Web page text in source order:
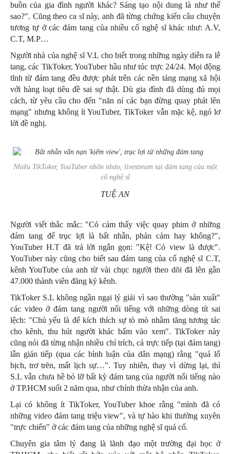
buồn của gia đình người khác? Sáng tạo nội dung là như thế
sao?". Cũng theo ca sĩ này, anh đã từng chứng kiến câu chuyện
tương tự ở các đám tang của nhiều cố nghệ sĩ khác như: A.V,
C.T, M.P…
Người nhà của nghệ sĩ V.L cho biết trong những ngày diễn ra lễ
tang, các TikToker, YouTuber hầu như túc trực 24/24. Mọi động
tĩnh từ đám tang đều được phát trên các nền tảng mạng xã hội
với hàng loạt tiêu đề sai sự thật. Dù gia đình đã dùng đủ mọi
cách, từ yêu cầu cho đến "năn nỉ các bạn đừng quay phát lên
mạng" nhưng không ít YouTuber, TikToker vẫn mặc kệ, ngó lơ
lời đề nghị.
Nhiều TikToker, YouTuber nhốn nháo, livestream tại đám tang của một
cố nghệ sĩ
TUỆ AN
Người viết thắc mắc: "Có cảm thấy việc quay phim ở những
đám tang để trục lợi là bất nhẫn, phản cảm hay không?",
YouTuber H.T đã trả lời ngắn gọn: "Kệ! Có view là được".
YouTuber này cũng cho biết sau đám tang của cố nghệ sĩ C.T,
kênh YouTube của anh từ vài chục người theo dõi đã lên gần
47.000 thành viên đăng ký kênh.
TikToker S.L không ngần ngại lý giải vì sao thường "sản xuất"
các video ở đám tang người nổi tiếng với những dòng tít sai
lệch: "Chủ yếu là để kích thích sự tò mò nhằm tăng tương tác
cho kênh, thu hút người khác bấm vào xem". TikToker này
cũng nói đã từng nhận nhiều chỉ trích, cả trực tiếp (tại đám tang)
lẫn gián tiếp (qua các bình luận của dân mạng) rằng "quá lố
bịch, trơ trẽn, mất lịch sự…". Tuy nhiên, thay vì dừng lại, thì
S.L vẫn chưa hề bỏ lỡ bất kỳ đám tang của người nổi tiếng nào
ở TP.HCM suốt 2 năm qua, như chính thừa nhận của anh.
Lại có không ít TikToker, YouTuber khoe rằng "mình đã có
những video đám tang triệu view", và tự hào khi thường xuyên
"trực chiến" ở các đám tang của những nghệ sĩ quá cố.
Chuyên gia tâm lý đang là lãnh đạo một trường đại học ở